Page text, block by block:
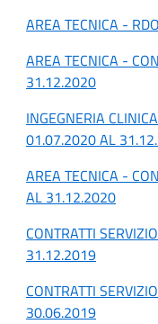
AREA TECNICA -
AREA TECNICA -
31.12.2020
INGEGNERIA
01.07.2020 AL
AREA TECNICA -
AL 31.12.2020
CONTRATTI
31.12.2019
CONTRATTI
30.06.2019